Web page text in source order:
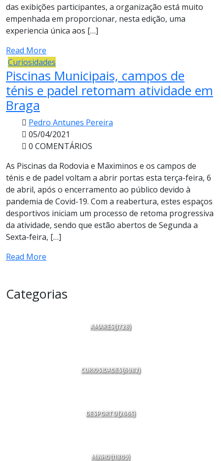
das exibições participantes, a organização está muito
empenhada em proporcionar, nesta edição, uma
experiencia única aos […]
Read More
Curiosidades
Piscinas Municipais, campos de
ténis e padel retomam atividade em
Braga
Pedro Antunes Pereira
05/04/2021
0 COMENTÁRIOS
As Piscinas da Rodovia e Maximinos e os campos de
ténis e de padel voltam a abrir portas esta terça-feira, 6
de abril, após o encerramento ao público devido à
pandemia de Covid-19. Com a reabertura, estes espaços
desportivos iniciam um processo de retoma progressiva
da atividade, sendo que estão abertos de Segunda a
Sexta-feira, […]
Read More
Categorias
AMARES(1728)
CURIOSIDADES(6982)
DESPORTO(2665)
MINHO(11809)